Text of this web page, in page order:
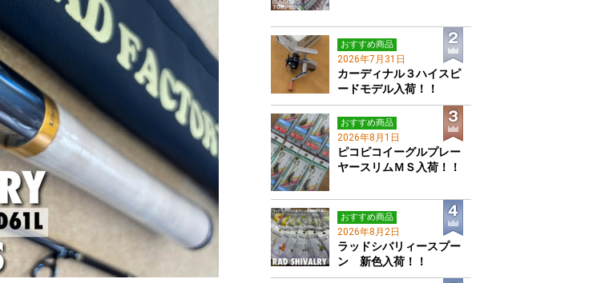
おすすめ商品
2026年7月31日
カーディナル３ハイスピ
ードモデル入荷！！
おすすめ商品
2026年8月1日
ピコピコイーグルプレー
ヤースリムＭＳ入荷！！
おすすめ商品
2026年8月2日
ラッドシバリィースプー
ン 新色入荷！！